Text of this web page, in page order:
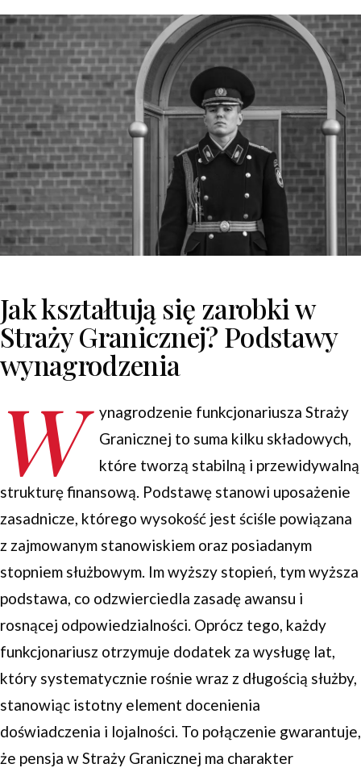
Jak kształtują się zarobki w
Straży Granicznej? Podstawy
wynagrodzenia
W
ynagrodzenie funkcjonariusza Straży
Granicznej to suma kilku składowych,
które tworzą stabilną i przewidywalną
strukturę finansową. Podstawę stanowi uposażenie
zasadnicze, którego wysokość jest ściśle powiązana
z zajmowanym stanowiskiem oraz posiadanym
stopniem służbowym. Im wyższy stopień, tym wyższa
podstawa, co odzwierciedla zasadę awansu i
rosnącej odpowiedzialności. Oprócz tego, każdy
funkcjonariusz otrzymuje dodatek za wysługę lat,
który systematycznie rośnie wraz z długością służby,
stanowiąc istotny element docenienia
doświadczenia i lojalności. To połączenie gwarantuje,
że pensja w Straży Granicznej ma charakter